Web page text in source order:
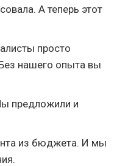
А теперь этот
просто
нашего опыта вы
предложили и
из бюджета. И мы